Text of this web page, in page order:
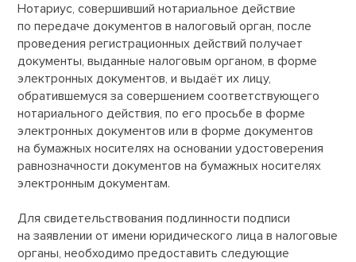
Нотариус, совершивший нотариальное действие
по передаче документов в налоговый орган, после
проведения регистрационных действий получает
документы, выданные налоговым органом, в форме
электронных документов, и выдаёт их лицу,
обратившемуся за совершением соответствующего
нотариального действия, по его просьбе в форме
электронных документов или в форме документов
на бумажных носителях на основании удостоверения
равнозначности документов на бумажных носителях
электронным документам.
Для свидетельствования подлинности подписи
на заявлении от имени юридического лица в налоговые
органы, необходимо предоставить следующие